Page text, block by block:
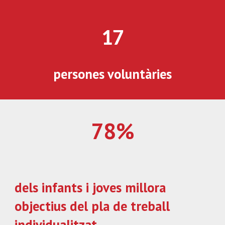
17
persones voluntàries
78%
dels infants i joves millora
objectius del pla de treball